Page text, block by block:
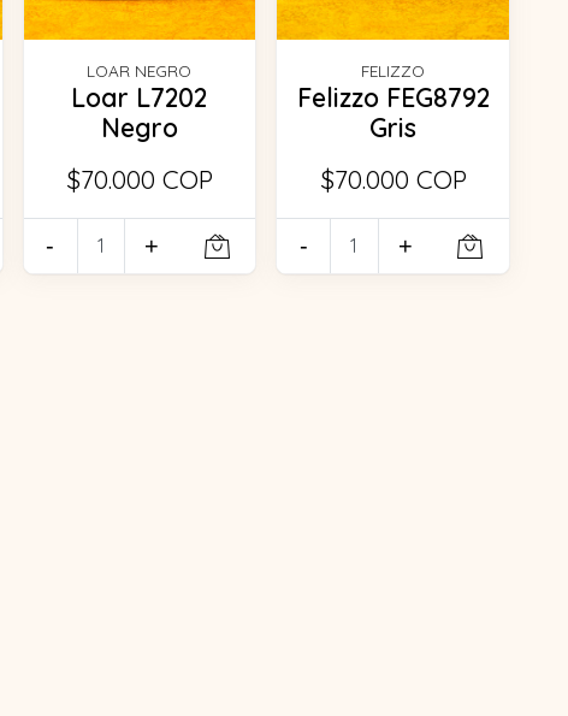
LOAR NEGRO
Loar L7202
Negro
$70.000 COP
- +
FELIZZO
Felizzo FEG8792
Gris
$70.000 COP
- +